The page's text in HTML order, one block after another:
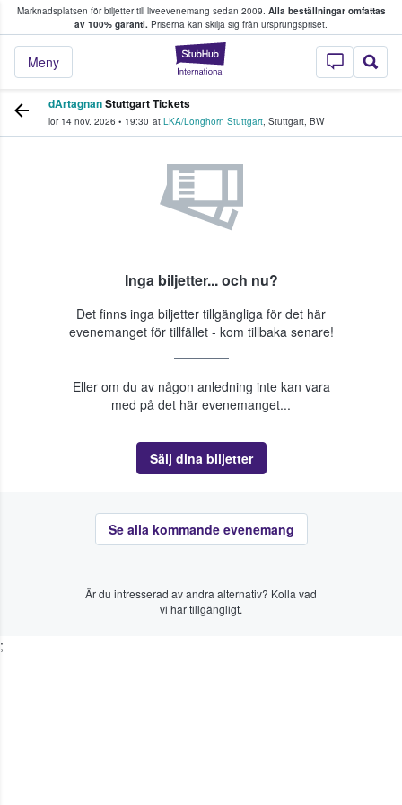
Marknadsplatsen för biljetter till liveevenemang sedan 2009. Alla beställningar omfattas
av 100% garanti. Priserna kan skilja sig från ursprungspriset.
StubHub – där
Meny
köper och säljer biljetter.
dArtagnanStuttgart Tickets
lör 14 nov. 2026 • 19:30 at LKA/Longhorn Stuttgart, Stuttgart, BW
Inga biljetter... och nu?
Det finns inga biljetter tillgängliga för det här
evenemanget för tillfället - kom tillbaka senare!
Eller om du av någon anledning inte kan vara
med på det här evenemanget...
Sälj dina biljetter
Se alla kommande evenemang
Är du intresserad av andra alternativ? Kolla vad
vi har tillgängligt.
;